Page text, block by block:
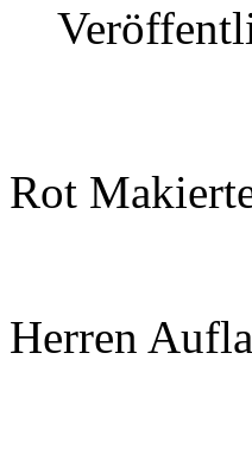
Rot
Herren